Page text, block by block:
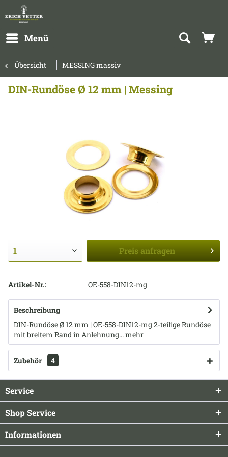
Menü
Übersicht MESSING massiv
DIN-Rundöse Ø 12 mm | Messing
Preis anfragen
Artikel-Nr.: OE-558-DIN12-mg
Beschreibung
DIN-Rundöse Ø 12 mm | OE-558-DIN12-mg 2-teilige Rundöse
mit breitem Rand in Anlehnung...mehr
Zubehör 4
Service
Shop Service
Informationen